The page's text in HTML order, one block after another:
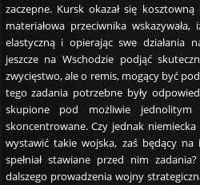
zaczepne. Kursk okazał się
materiałowa przeciwnika
elastyczną i opierając swe działania
jeszcze na Wschodzie podjąć
zwycięstwo, ale o remis, mogący być
tego zadania potrzebne były
skupione pod możliwie jednolitym
skoncentrowane. Czy jednak
wystawić takie wojska, zaś będący
spełniał stawiane przed nim
dalszego prowadzenia wojny